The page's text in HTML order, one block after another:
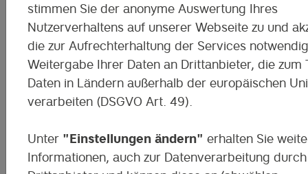
Am 6. und 7. November 2025 war das
Mobile Klassenzimmer auf der
Chemnitz – dem Festival, das Mode,
Technologie und Kreativität
Zustimmung erforderlich
stimmen Sie der anonyme Auswertung Ihres
Nutzerverhaltens auf unserer Webseite zu und
die zur Aufrechterhaltung der Services
Weitergabe Ihrer Daten an Drittanbieter, die zum
Daten in Ländern außerhalb der europäischen
verarbeiten (DSGVO Art. 49).
Unter "Einstellungen ändern" erhalten Sie
Informationen, auch zur Datenverarbeitung durch